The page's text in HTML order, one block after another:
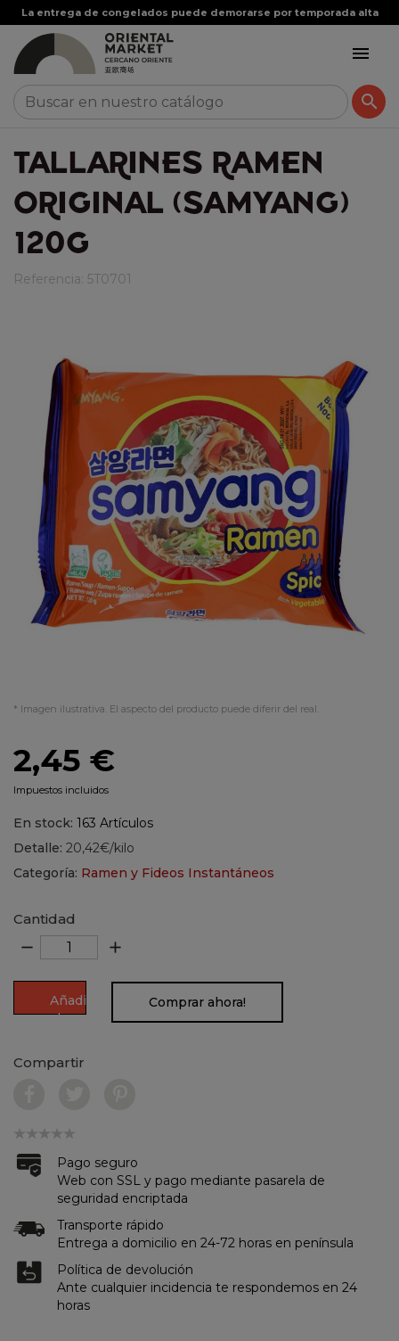
La entrega de congelados puede demorarse por temporada alta


TALLARINES RAMEN
ORIGINAL (SAMYANG)
120G
Referencia: 5T0701
* Imagen ilustrativa. El aspecto del producto puede diferir del real.
2,45 €
Impuestos incluidos
En stock: 163 Artículos
Detalle: 20,42€/kilo
Categoría: Ramen y Fideos Instantáneos
Cantidad
remove add
Añadir
al
Comprar ahora!
Compartir
Pago seguro
Web con SSL y pago mediante pasarela de
seguridad encriptada
Transporte rápido
Entrega a domicilio en 24-72 horas en península
Política de devolución
Ante cualquier incidencia te respondemos en 24
horas